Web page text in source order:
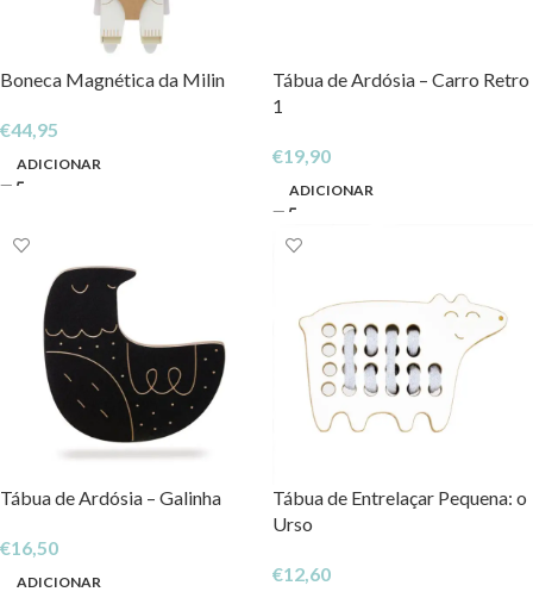
Boneca Magnética da Milin
€44,95
ADICIONAR
Tábua de Ardósia – Carro Retro
1
€19,90
ADICIONAR
Tábua de Ardósia – Galinha
€16,50
ADICIONAR
Tábua de Entrelaçar Pequena: o
Urso
€12,60